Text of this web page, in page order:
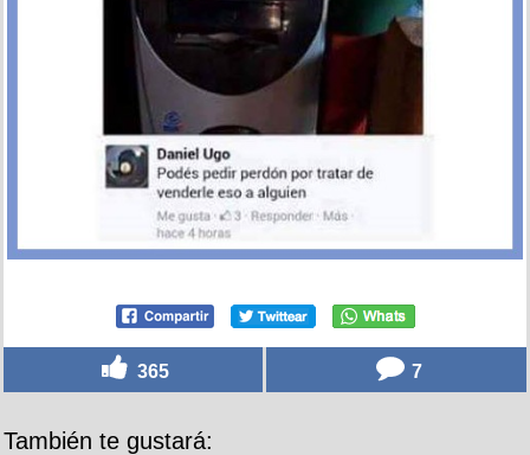
365 7
También te gustará: